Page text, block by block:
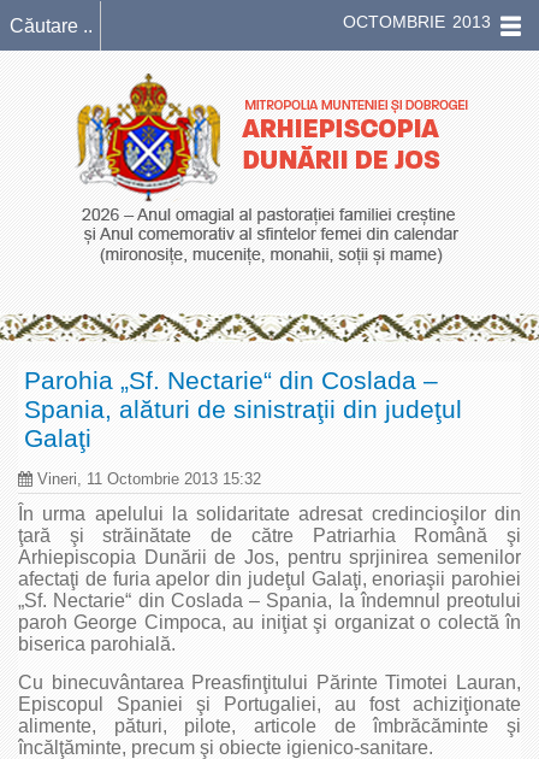
OCTOMBRIE 2013
Parohia „Sf. Nectarie“ din Coslada –
Spania, alături de sinistraţii din judeţul
Galaţi
Vineri, 11 Octombrie 2013 15:32
În urma apelului la solidaritate adresat credincioşilor din
ţară şi străinătate de către Patriarhia Română şi
Arhiepiscopia Dunării de Jos, pentru sprjinirea semenilor
afectaţi de furia apelor din judeţul Galaţi, enoriaşii parohiei
„Sf. Nectarie“ din Coslada – Spania, la îndemnul preotului
paroh George Cimpoca, au iniţiat şi organizat o colectă în
biserica parohială.
Cu binecuvântarea Preasfinţitului Părinte Timotei Lauran,
Episcopul Spaniei şi Portugaliei, au fost achiziţionate
alimente, pături, pilote, articole de îmbrăcăminte şi
încălţăminte, precum şi obiecte igienico-sanitare.